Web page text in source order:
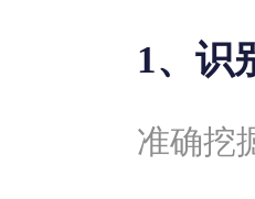
1、识
准确挖